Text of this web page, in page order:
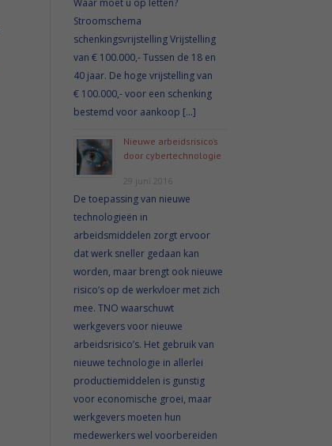
Waar moet u op letten?
Stroomschema
schenkingsvrijstelling Vrijstelling
van € 100.000,- Tussen de 18 en
40 jaar. De hoge vrijstelling van
€ 100.000,- voor een schenking
bestemd voor aankoop […]
Nieuwe arbeidsrisico’s
door cybertechnologie
29 juni 2016
De toepassing van nieuwe
technologieën in
arbeidsmiddelen zorgt ervoor
dat werk sneller gedaan kan
worden, maar brengt ook nieuwe
risico’s op de werkvloer met zich
mee. TNO waarschuwt
werkgevers voor nieuwe
arbeidsrisico’s. Het gebruik van
nieuwe technologie in allerlei
productiemiddelen is gunstig
voor economische groei, maar
werkgevers moeten hun
medewerkers wel voorbereiden